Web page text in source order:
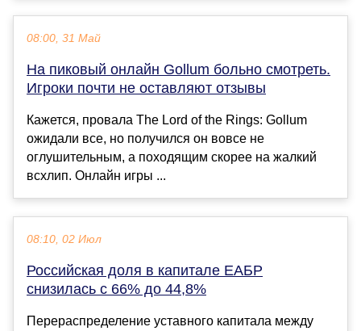
08:00, 31 Май
На пиковый онлайн Gollum больно смотреть.
Игроки почти не оставляют отзывы
Кажется, провала The Lord of the Rings: Gollum
ожидали все, но получился он вовсе не
оглушительным, а походящим скорее на жалкий
всхлип. Онлайн игры ...
08:10, 02 Июл
Российская доля в капитале ЕАБР
снизилась с 66% до 44,8%
Перераспределение уставного капитала между